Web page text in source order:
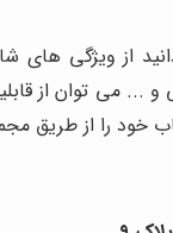
از ویژگی
... می توان از
خود را از طریق